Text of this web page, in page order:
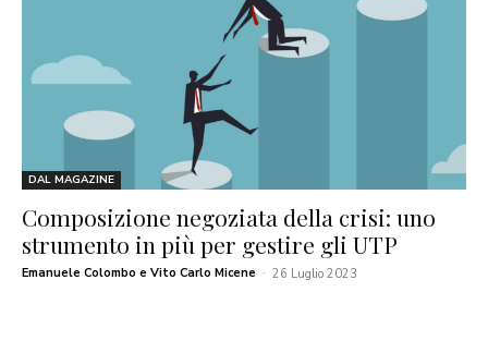
DAL MAGAZINE
Composizione negoziata della crisi: uno
strumento in più per gestire gli UTP
Emanuele Colombo e Vito Carlo Micene - 26 Luglio 2023